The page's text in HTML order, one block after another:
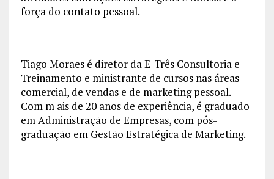
força do contato pessoal.
Tiago Moraes é diretor da E-Três Consultoria e
Treinamento e ministrante de cursos nas áreas
comercial, de vendas e de marketing pessoal.
Com m ais de 20 anos de experiência, é graduado
em Administração de Empresas, com pós-
graduação em Gestão Estratégica de Marketing.